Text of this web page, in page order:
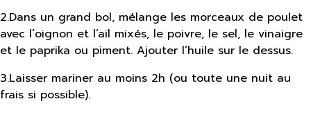
2.Dans un grand bol, mélange les morceaux de poulet
avec l’oignon et l’ail mixés, le poivre, le sel, le vinaigre
et le paprika ou piment. Ajouter l’huile sur le dessus.
3.Laisser mariner au moins 2h (ou toute une nuit au
frais si possible).